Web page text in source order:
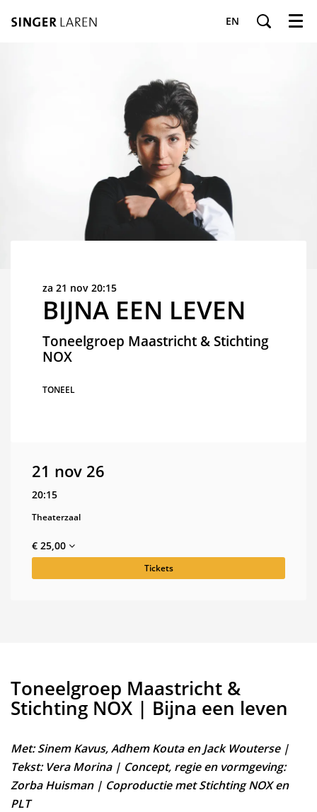
EN Menu
BIJNA EEN LEVEN
Toneelgroep Maastricht & Stichting
NOX
za 21 nov 20:15
TONEEL
21 nov 26
20:15
Theaterzaal
€ 25,00
Tickets
Toneelgroep Maastricht &
Stichting NOX | Bijna een leven
Met: Sinem Kavus, Adhem Kouta en Jack Wouterse |
Tekst: Vera Morina | Concept, regie en vormgeving:
Zorba Huisman | Coproductie met Stichting NOX en
PLT